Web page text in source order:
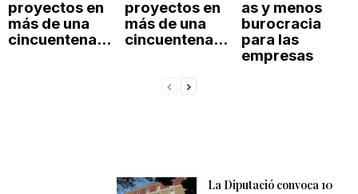
proyectos en
más de una
cincuentena...
proyectos en
más de una
cincuentena...
as y menos
burocracia
para las
empresas